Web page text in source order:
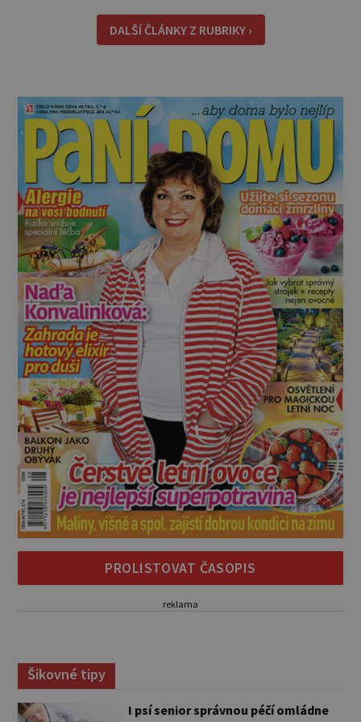
chovají životaschopněji než trávník, je
jednoduchý. Po měsících chladu a vlh
DALŠÍ ČLÁNKY Z RUBRIKY ›
PROLISTOVAT ČASOPIS
reklama
Šikovné tipy
I psí senior správnou péčí omládne